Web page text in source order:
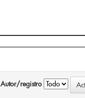
Autor/registro